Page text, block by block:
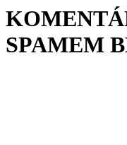
SPAMEM